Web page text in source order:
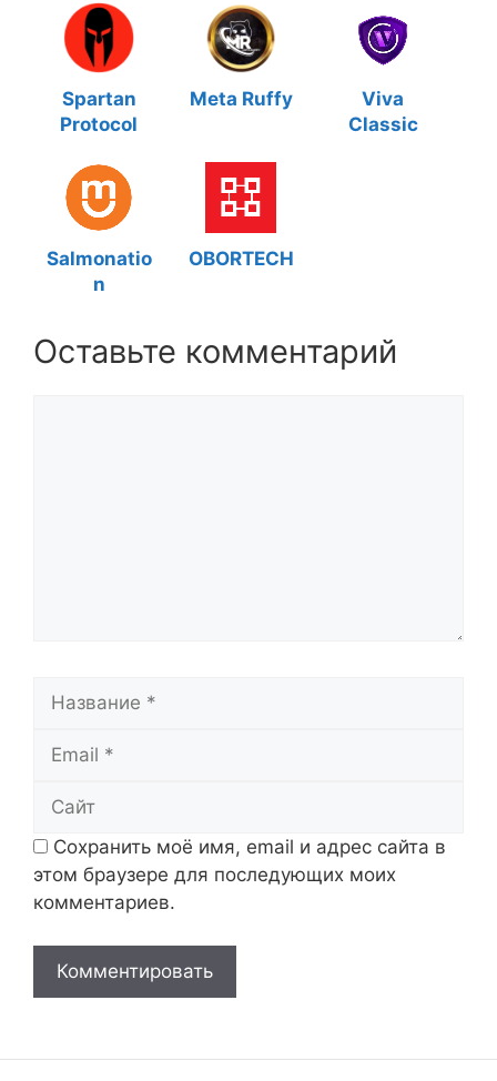
Spartan
Protocol
Meta Ruffy
Viva
Classic
Salmonatio
n
OBORTECH
Оставьте комментарий
Название
Email
Сайт
Сохранить моё имя, email и адрес сайта в
этом браузере для последующих моих
комментариев.